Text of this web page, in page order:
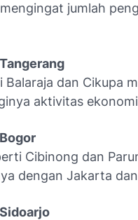
jumlah
Balaraja dan Cikupa
aktivitas
Cibinong dan
dengan Jakarta